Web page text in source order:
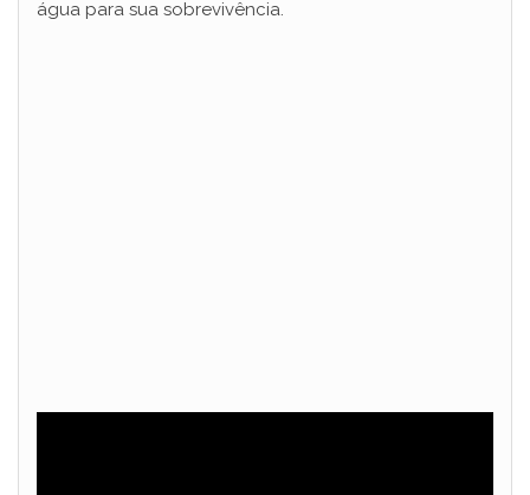
água para sua sobrevivência.